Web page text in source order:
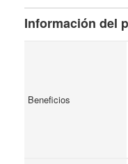
Vitamins and
Antioxidants, Gluten
Información del
Beneficios